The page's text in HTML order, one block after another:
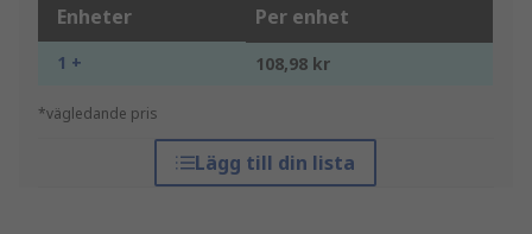
Enheter Per enhet
1 + 108,98 kr
*vägledande pris
Lägg till din lista